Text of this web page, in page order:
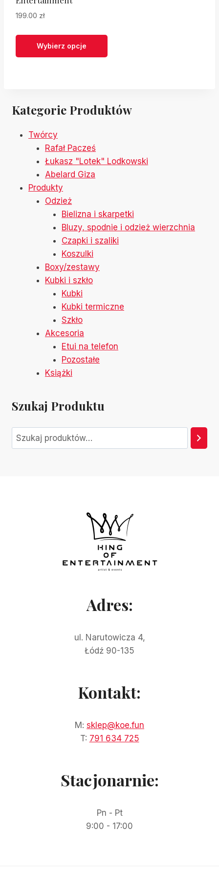
199.00 zł
Wybierz opcje
wariantów.
Opcje
stronie
produktu
Kategorie Produktów
Twórcy
Rafał Pacześ
Łukasz "Lotek" Lodkowski
Abelard Giza
Produkty
Odzież
Bielizna i skarpetki
Bluzy, spodnie i odzież wierzchnia
Czapki i szaliki
Koszulki
Boxy/zestawy
Kubki i szkło
Kubki
Kubki termiczne
Szkło
Akcesoria
Etui na telefon
Pozostałe
Książki
Szukaj Produktu
Szukaj
Adres:
ul. Narutowicza 4,
Łódź 90-135
Kontakt:
M: sklep@koe.fun
T: 791 634 725
Stacjonarnie:
Pn - Pt
9:00 - 17:00